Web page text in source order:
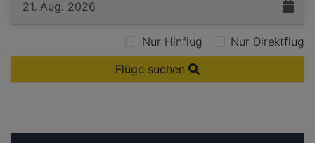
Nur Hinflug
Nur Direktflug
Flüge suchen